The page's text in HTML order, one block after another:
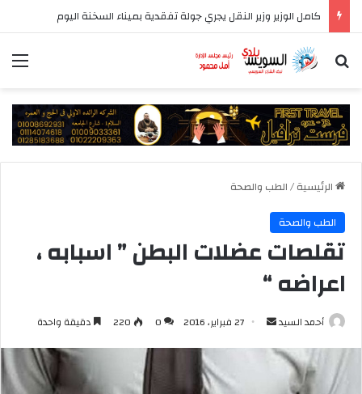
كامل الوزير وزير النقل يجري جولة تفقدية بميناء السخنة اليوم
بحث عن
الرئيسية/الطب والصحة
الطب والصحة
تقلصات عضلات البطن ” اسبابه ،
اعراضه “
أحمد السيد
أرسل 27 فبراير، 2016 0
220 دقيقة واحدة